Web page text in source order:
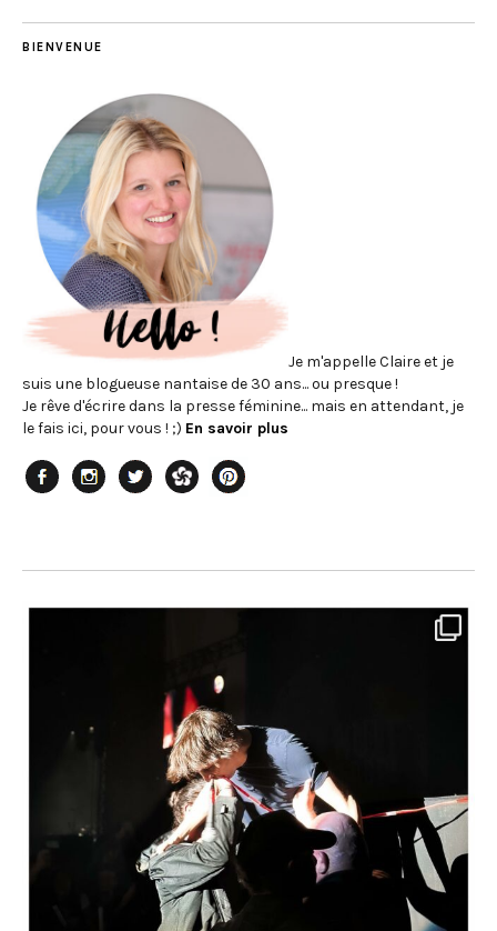
BIENVENUE
Je m'appelle Claire et je
suis une blogueuse nantaise de 30 ans... ou presque !
Je rêve d'écrire dans la presse féminine... mais en attendant, je
le fais ici, pour vous ! ;) En savoir plus